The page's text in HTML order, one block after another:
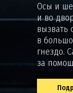
Осы и
и во
вызвать
в
гнездо.
за